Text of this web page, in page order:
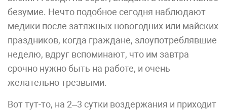
безумие. Нечто подобное сегодня наблюдают
медики после затяжных новогодних или майских
праздников, когда граждане, злоупотреблявшие
неделю, вдруг вспоминают, что им завтра
срочно нужно быть на работе, и очень
желательно трезвыми.
Вот тут-то, на 2–3 сутки воздержания и приходит